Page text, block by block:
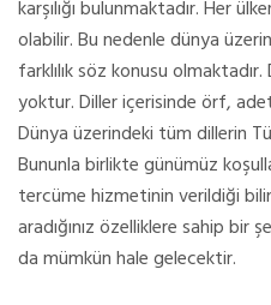
karşılığı bulunmaktadır. Her
olabilir. Bu nedenle dünya
farklılık söz konusu
yoktur. Diller içerisinde örf,
Dünya üzerindeki tüm dillerin
Bununla birlikte günümüz
tercüme hizmetinin verildiği
aradığınız özelliklere sahip bir
da mümkün hale gelecektir.